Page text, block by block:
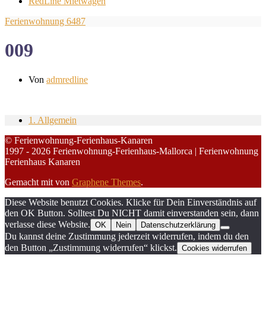
Ferienwohnung 6487
009
Von admredline
1. Allgemein
© Ferienwohnung-Ferienhaus-Kanaren
1997 - 2026 Ferienwohnung-Ferienhaus-Mallorca | Ferienwohnung
Ferienhaus Kanaren
Gemacht mit von Graphene Themes.
Diese Website benutzt Cookies. Klicke für Dein Einverständnis auf
den OK Button. Solltest Du NICHT damit einverstanden sein, dann
verlasse diese Website. OK Nein Datenschutzerklärung
Du kannst deine Zustimmung jederzeit widerrufen, indem du den
den Button „Zustimmung widerrufen“ klickst. Cookies widerrufen